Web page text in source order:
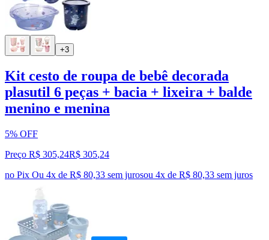
+3
Kit cesto de roupa de bebê decorada
plasutil 6 peças + bacia + lixeira + balde
menino e menina
5% OFF
Preço R$ 305,24R$ 305,24
no Pix Ou 4x de R$ 80,33 sem jurosou 4x de R$ 80,33 sem juros